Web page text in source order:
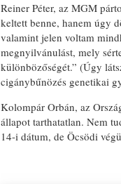
Reiner Péter, az MGM
keltett benne, hanem úgy
valamint jelen voltam
megnyilvánulást, mely
különbözőségét.” (Úgy
cigánybűnözés genetikai
Kolompár Orbán, az
állapot tarthatatlan. Nem
14-i dátum, de Öcsödi